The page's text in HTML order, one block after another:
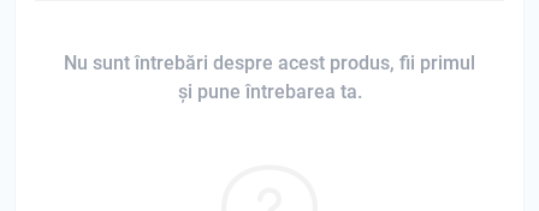
Nu sunt întrebări despre acest produs, fii primul
și pune întrebarea ta.